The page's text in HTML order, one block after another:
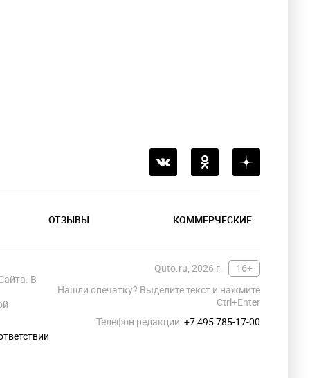
ОТЗЫВЫ КОММЕРЧЕСКИЕ
Quto.ru, 2026 г.
16+
Нашли опечатку? Выделите текст и нажмите
Ctrl+Enter
Телефон редакции:+7 495 785-17-00
В